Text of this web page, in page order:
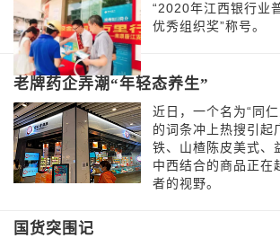
“2020年江西银行业
优秀组织奖”称号。
老牌药企弄潮“年轻态养生”
近日，一个名为“同
的词条冲上热搜引起
铁、山楂陈皮美式、
中西结合的商品正在
者的视野。
国货突围记